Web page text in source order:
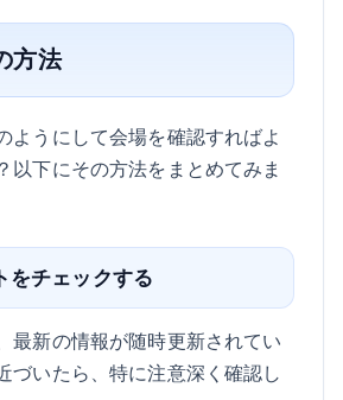
方法
ようにして会場を確認すればよ
以下にその方法をまとめてみま
をチェックする
最新の情報が随時更新されてい
づいたら、特に注意深く確認し